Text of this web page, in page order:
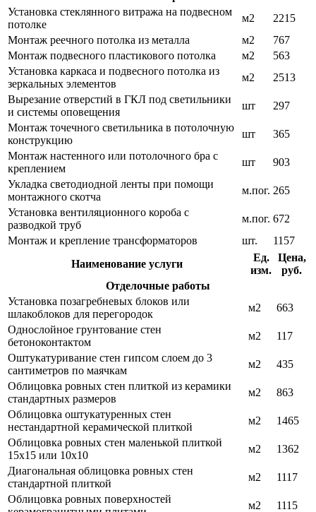
Установка стеклянного витража на подвесном
потолке
м2
2215
Монтаж реечного потолка из металла
м2
767
Монтаж подвесного пластикового потолка
м2
563
Установка каркаса и подвесного потолка из
зеркальных элементов
м2
2513
Вырезание отверстий в ГКЛ под светильники
и системы оповещения
шт
297
Монтаж точечного светильника в потолочную
конструкцию
шт
365
Монтаж настенного или потолочного бра с
креплением
шт
903
Укладка светодиодной ленты при помощи
монтажного скотча
м.пог. 265
Установка вентиляционного короба с
разводкой труб
м.пог. 672
Монтаж и крепление трансформаторов
шт.
1157
Наименование услуги
Ед.
изм.
Цена,
руб.
Отделочные работы
Установка позагребневых блоков или
шлакоблоков для перегородок
м2
663
Однослойное грунтование стен
бетоноконтактом
м2
117
Оштукатуривание стен гипсом слоем до 3
сантиметров по маячкам
м2
435
Облицовка ровных стен плиткой из керамики
стандартных размеров
м2
863
Облицовка оштукатуренных стен
нестандартной керамической плиткой
м2
1465
Облицовка ровных стен маленькой плиткой
15х15 или 10х10
м2
1362
Диагональная облицовка ровных стен
стандартной плиткой
м2
1117
Облицовка ровных поверхностей
м2
1115